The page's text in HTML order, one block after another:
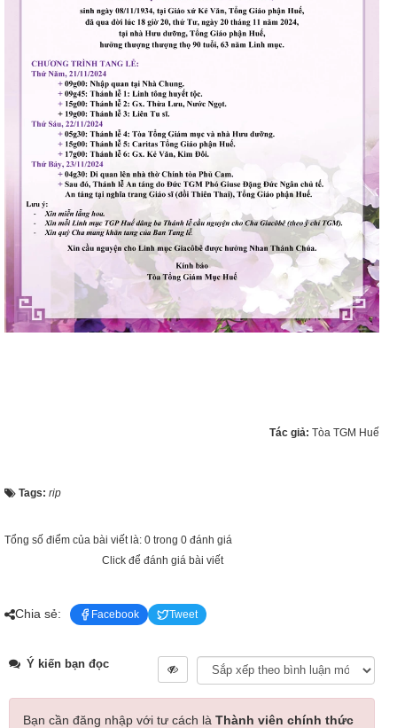
Tác giả: Tòa TGM Huế
Tags: rip
Tổng số điểm của bài viết là: 0 trong 0 đánh giá
Click để đánh giá bài viết
Chia sẻ: Facebook Tweet
Ý kiến bạn đọc
Bạn cần đăng nhập với tư cách là Thành viên chính thức